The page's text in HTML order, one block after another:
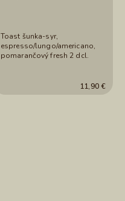
Toast šunka-syr,
espresso/lungo/americano,
pomarančový fresh 2 dcl.
11,90 €